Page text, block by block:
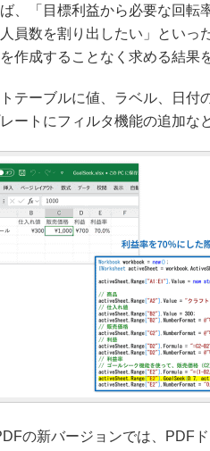
、「目標利益から必要な回転
員数を割り出したい」といっ
作成することなく求める結果
テーブルに値、ラベル、日付
ートにフィルタ機能の追加な
の新バージョンでは、PDF